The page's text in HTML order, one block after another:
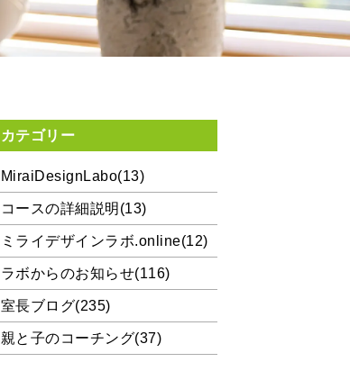
カテゴリー
MiraiDesignLabo(13)
コースの詳細説明(13)
ミライデザインラボ.online(12)
ラボからのお知らせ(116)
室長ブログ(235)
親と子のコーチング(37)